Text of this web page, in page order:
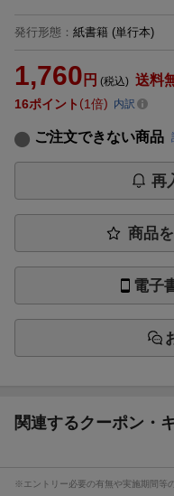
発行形態 ： 紙書籍 (単行本)
1,760 円 (税込) 送料
16ポイント 1倍 内訳
ご注文できない商品
再
商品
電子
関連するクーポン・
※エントリー必要の有無や実施期間等